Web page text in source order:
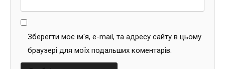
Зберегти моє ім'я, e-mail, та адресу сайту в цьому
браузері для моїх подальших коментарів.